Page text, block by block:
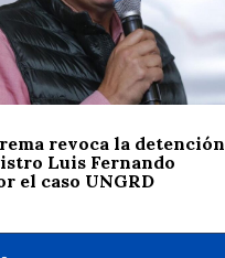
revoca la detención
Luis Fernando
el caso UNGRD